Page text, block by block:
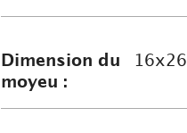
Dimension du
moyeu :
16x26